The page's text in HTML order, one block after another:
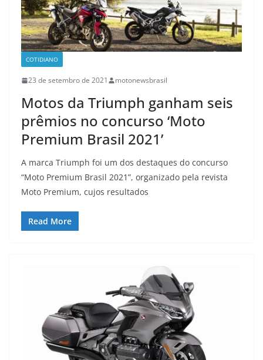
COTIDIANO
23 de setembro de 2021 motonewsbrasil
Motos da Triumph ganham seis
prêmios no concurso ‘Moto
Premium Brasil 2021’
A marca Triumph foi um dos destaques do concurso
“Moto Premium Brasil 2021”, organizado pela revista
Moto Premium, cujos resultados
Read More